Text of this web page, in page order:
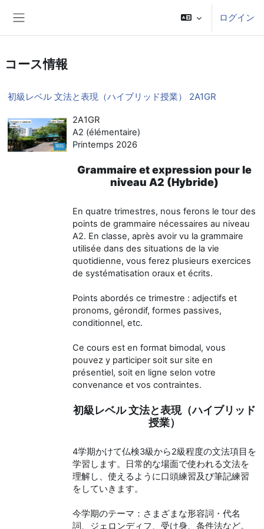
ログイン
コース情報
初級レベル 文法と表現（ハイブリッド授業） 2A1GR
2A1GR
A2 (élémentaire)
Printemps 2026
Grammaire et expression pour le
niveau A2 (Hybride)
En quatre trimestres, nous ferons le tour des
points de grammaire nécessaires au niveau
A2. En classe, après avoir vu la grammaire
utilisée dans des situations de la vie
quotidienne, vous ferez plusieurs exercices
de systématisation oraux et écrits.
Points abordés ce trimestre : adjectifs et
pronoms, gérondif, formes passives,
conditionnel, etc.
Ce cours est en format bimodal, vous
pouvez y participer soit sur site en
présentiel, soit en ligne selon votre
convenance et vos contraintes.
初級レベル 文法と表現（ハイブリッド
授業）
4学期かけて仏検3級から2級程度の文法項目を
学習します。日常的な場面で使われる文法を
理解し、使えるように口頭練習及び筆記練習
をしていきます。
今学期のテーマ：さまざまな形容詞・代名
詞、ジェロンディフ、受け身、条件法など。